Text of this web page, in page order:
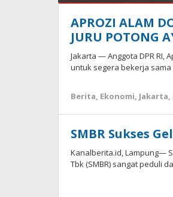
Berita,
Islam ,
Lampung,
Nasional
2026
oleh
APROZI ALAM
JURU POTONG
Jakarta — Anggota DPR RI,
untuk segera bekerja
Berita, Ekonomi, Jakarta,
SMBR Sukses
Kanalberita.id, Lampung—
Tbk (SMBR) sangat peduli